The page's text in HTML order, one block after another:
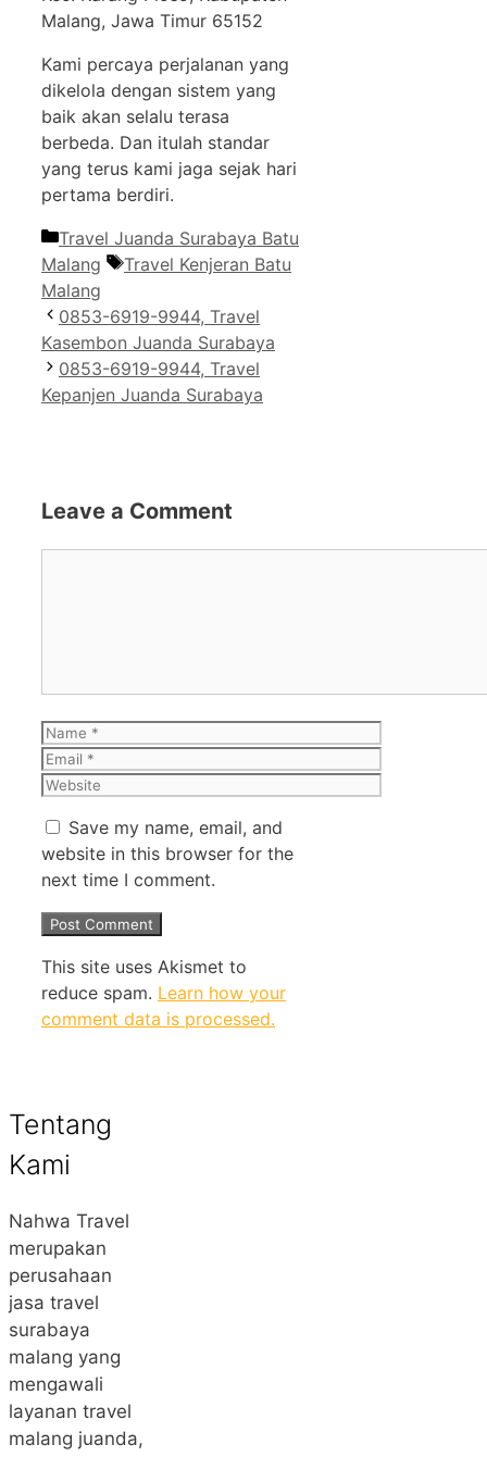
Malang, Jawa Timur 65152
Kami percaya perjalanan yang
dikelola dengan sistem yang
baik akan selalu terasa
berbeda. Dan itulah standar
yang terus kami jaga sejak hari
pertama berdiri.
Categories
Travel Juanda Surabaya Batu
Malang
Tags
Travel Kenjeran Batu
Malang
0853-6919-9944, Travel
Kasembon Juanda Surabaya
0853-6919-9944, Travel
Kepanjen Juanda Surabaya
Leave a Comment
Name
Email
Website
Save my name, email, and
website in this browser for the
next time I comment.
This site uses Akismet to
reduce spam. Learn how your
comment data is processed.
Tentang
Kami
Nahwa Travel
merupakan
perusahaan
jasa travel
surabaya
malang yang
mengawali
layanan travel
malang juanda,